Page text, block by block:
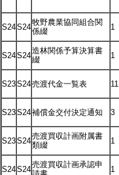
S24S24
牧野農業協同組合関
係綴
1
S24S24
造林関係予算決算書
綴
1
S23S24売渡代金一覧表 11
S23S24補償金交付決定通知 3
S23S24
売渡買収計画附属書
類綴
1
S24S24
売渡買収計画承認申
1